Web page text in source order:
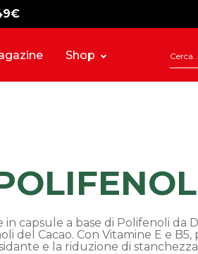
Shop
capsule a base di Polifenoli da
del Cacao. Con Vitamine E e
e la riduzione di